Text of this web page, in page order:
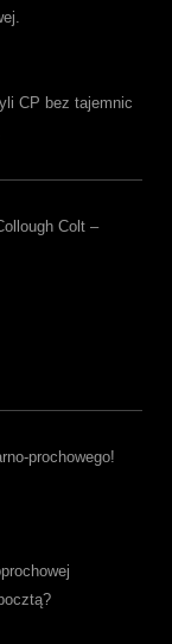
CP bez tajemnic
Colt –
prochowego!